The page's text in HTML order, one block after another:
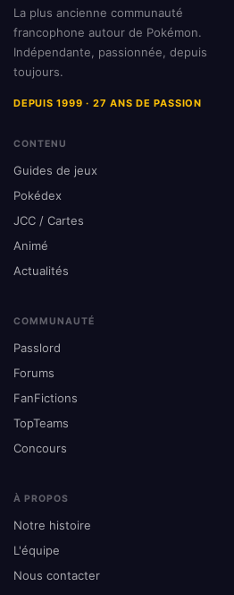
La plus ancienne communauté
francophone autour de Pokémon.
Indépendante, passionnée, depuis
toujours.
DEPUIS 1999 · 27 ANS DE PASSION
CONTENU
Guides de jeux
Pokédex
JCC / Cartes
Animé
Actualités
COMMUNAUTÉ
Passlord
Forums
FanFictions
TopTeams
Concours
À PROPOS
Notre histoire
L'équipe
Nous contacter